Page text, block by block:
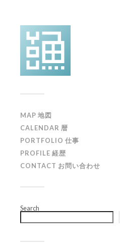
MAP 地図
CALENDAR 暦
PORTFOLIO 仕事
PROFILE 経歴
CONTACT お問い合わせ
Search